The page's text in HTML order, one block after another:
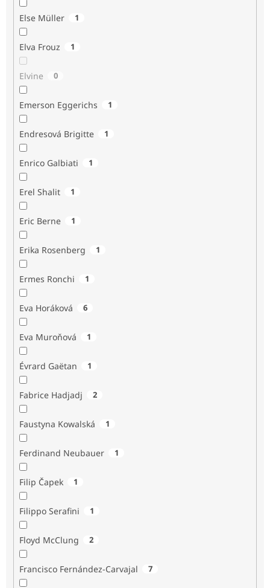
Else Müller 1
Elva Frouz 1
Elvine 0
Emerson Eggerichs 1
Endresová Brigitte 1
Enrico Galbiati 1
Erel Shalit 1
Eric Berne 1
Erika Rosenberg 1
Ermes Ronchi 1
Eva Horáková 6
Eva Muroňová 1
Évrard Gaëtan 1
Fabrice Hadjadj 2
Faustyna Kowalská 1
Ferdinand Neubauer 1
Filip Čapek 1
Filippo Serafini 1
Floyd McClung 2
Francisco Fernández-Carvajal 7